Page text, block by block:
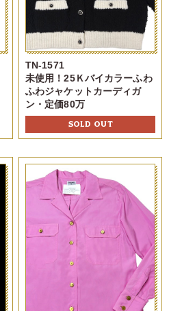
TN-1571
未使用！25Ｋバイカラーふわ
ふわジャケットカーディガ
ン・定価80万
SOLD OUT